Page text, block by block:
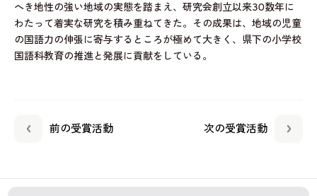
へき地性の強い地域の実態を踏まえ、研究会創立以来30数年に
わたって着実な研究を積み重ねてきた。その成果は、地域の児童
の国語力の伸張に寄与するところが極めて大きく、県下の小学校
国語科教育の推進と発展に貢献をしている。
前の受賞活動 次の受賞活動